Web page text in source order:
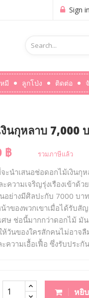
Sign in
มี ลูกโป่ง ติดต่อ
นกุหลาบ 7,000
฿
รวมภาษีแล้ว
จะนำเสนอช่อดอกไม้เงิน
ความเจริญรุ่งเรืองเข้าด้
อย่างมีศิลปะกับ 7000 บา
าของพวกเขาเมื่อได้รับ
ศษ ช่อนี้มากกว่าดอกไม้ มั
วันของใครสักคนไม่อาจ
ความเอื้อเฟื้อ ซึ่งรับประกั
หยิ